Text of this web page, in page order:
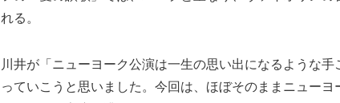
れる。
川井が「ニューヨーク公演は一生の思い出になるような
っていこうと思いました。今回は、ほぼそのままニュー